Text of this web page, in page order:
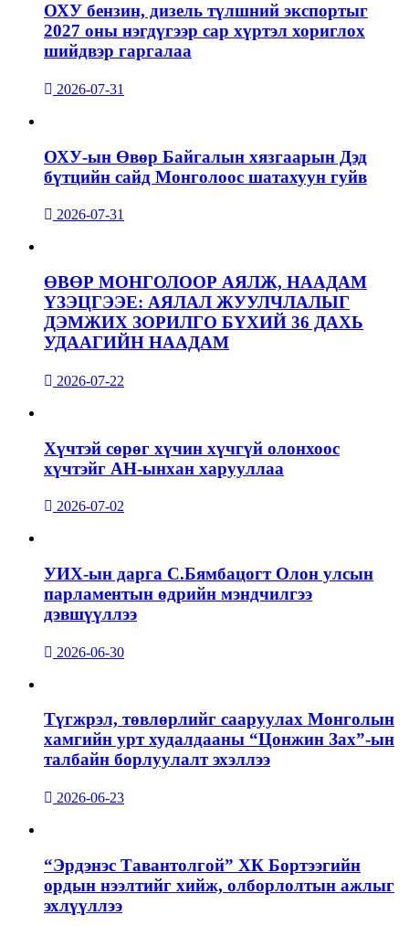
ОХУ бензин, дизель түлшний экспортыг
2027 оны нэгдүгээр сар хүртэл хориглох
шийдвэр гаргалаа
2026-07-31
ОХУ-ын Өвөр Байгалын хязгаарын Дэд
бүтцийн сайд Монголоос шатахуун гуйв
2026-07-31
ӨВӨР МОНГОЛООР АЯЛЖ, НААДАМ
ҮЗЭЦГЭЭЕ: АЯЛАЛ ЖУУЛЧЛАЛЫГ
ДЭМЖИХ ЗОРИЛГО БҮХИЙ 36 ДАХЬ
УДААГИЙН НААДАМ
2026-07-22
Хүчтэй сөрөг хүчин хүчгүй олонхоос
хүчтэйг АН-ынхан харууллаа
2026-07-02
УИХ-ын дарга С.Бямбацогт Олон улсын
парламентын өдрийн мэндчилгээ
дэвшүүллээ
2026-06-30
Түгжрэл, төвлөрлийг сааруулах Монголын
хамгийн урт худалдааны “Цонжин Зах”-ын
талбайн борлуулалт эхэллээ
2026-06-23
“Эрдэнэс Тавантолгой” ХК Бортээгийн
ордын нээлтийг хийж, олборлолтын ажлыг
эхлүүллээ